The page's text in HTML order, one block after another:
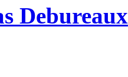
Debureaux